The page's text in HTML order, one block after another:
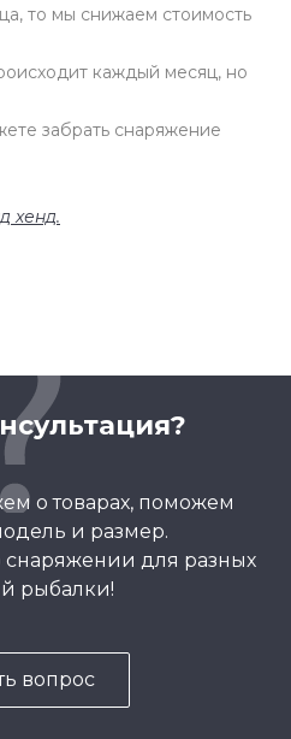
то мы снижаем стоимость
каждый месяц, но
забрать снаряжение
хенд.
о товарах, поможем
и размер.
снаряжении для разных
рыбалки!
вопрос